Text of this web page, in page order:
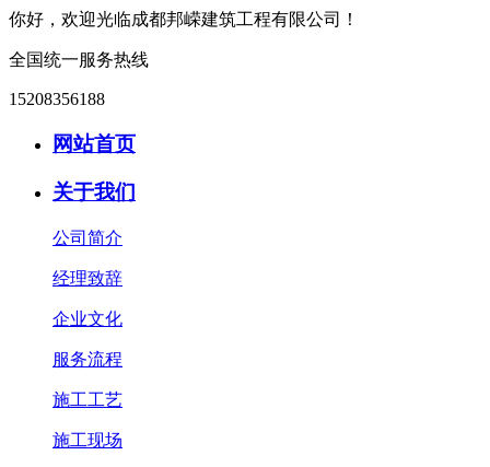
你好，欢迎光临成都邦嵘建筑工程有限公司！
全国统一服务热线
15208356188
网站首页
关于我们
公司简介
经理致辞
企业文化
服务流程
施工工艺
施工现场